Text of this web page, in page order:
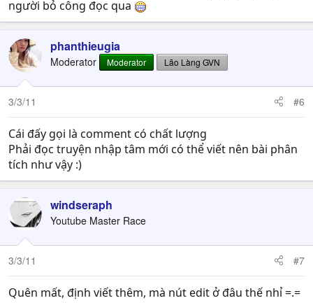
người bỏ công đọc qua
phanthieugia
Moderator Moderator Lão Làng GVN
3/3/11 #6
Cái đấy gọi là comment có chất lượng
Phải đọc truyện nhập tâm mới có thể viết nên bài phân
tích như vậy :)
windseraph
Youtube Master Race
3/3/11 #7
Quên mất, định viết thêm, mà nút edit ở đâu thế nhỉ =.=